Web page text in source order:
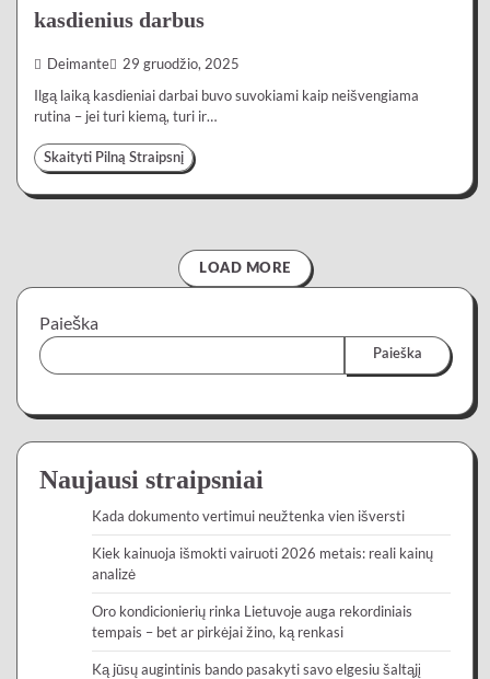
kasdienius darbus
Deimante 29 gruodžio, 2025
Ilgą laiką kasdieniai darbai buvo suvokiami kaip neišvengiama
rutina – jei turi kiemą, turi ir…
Skaityti Pilną Straipsnį
LOAD MORE
Paieška
Paieška
Naujausi straipsniai
Kada dokumento vertimui neužtenka vien išversti
Kiek kainuoja išmokti vairuoti 2026 metais: reali kainų
analizė
Oro kondicionierių rinka Lietuvoje auga rekordiniais
tempais – bet ar pirkėjai žino, ką renkasi
Ką jūsų augintinis bando pasakyti savo elgesiu šaltąjį